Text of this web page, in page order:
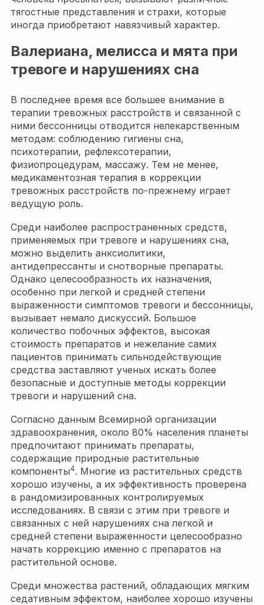
тягостные представления и страхи, которые
иногда приобретают навязчивый характер.
Валериана, мелисса и мята при
тревоге и нарушениях сна
В последнее время все большее внимание в
терапии тревожных расстройств и связанной с
ними бессонницы отводится нелекарственным
методам: соблюдению гигиены сна,
психотерапии, рефлексотерапии,
физиопроцедурам, массажу. Тем не менее,
медикаментозная терапия в коррекции
тревожных расстройств по-прежнему играет
ведущую роль.
Среди наиболее распространенных средств,
применяемых при тревоге и нарушениях сна,
можно выделить анксиолитики,
антидепрессанты и снотворные препараты.
Однако целесообразность их назначения,
особенно при легкой и средней степени
выраженности симптомов тревоги и бессонницы,
вызывает немало дискуссий. Большое
количество побочных эффектов, высокая
стоимость препаратов и нежелание самих
пациентов принимать сильнодействующие
средства заставляют ученых искать более
безопасные и доступные методы коррекции
тревоги и нарушений сна.
Согласно данным Всемирной организации
здравоохранения, около 80% населения планеты
предпочитают принимать препараты,
содержащие природные растительные
компоненты4. Многие из растительных средств
хорошо изучены, а их эффективность проверена
в рандомизированных контролируемых
исследованиях. В связи с этим при тревоге и
связанных с ней нарушениях сна легкой и
средней степени выраженности целесообразно
начать коррекцию именно с препаратов на
растительной основе.
Среди множества растений, обладающих мягким
седативным эффектом, наиболее хорошо изучены